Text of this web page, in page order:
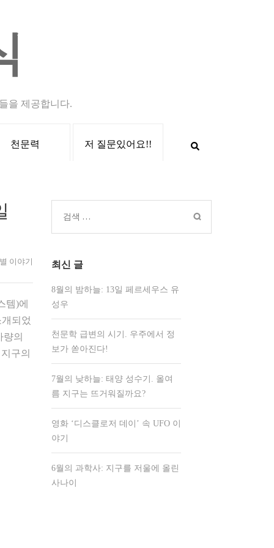
을 제공합니다.
천문력 저 질문있어요!!
이야기
템)에
되었
의
구의
검
최신 글
8월의 밤하늘: 13일 페르세우스 유
성우
천문학 급변의 시기. 우주에서 정
보가 쏟아진다!
7월의 낮하늘: 태양 성수기. 올여
름 지구는 뜨거워질까요?
영화 ‘디스클로저 데이’ 속 UFO 이
야기
6월의 과학사: 지구를 저울에 올린
사나이